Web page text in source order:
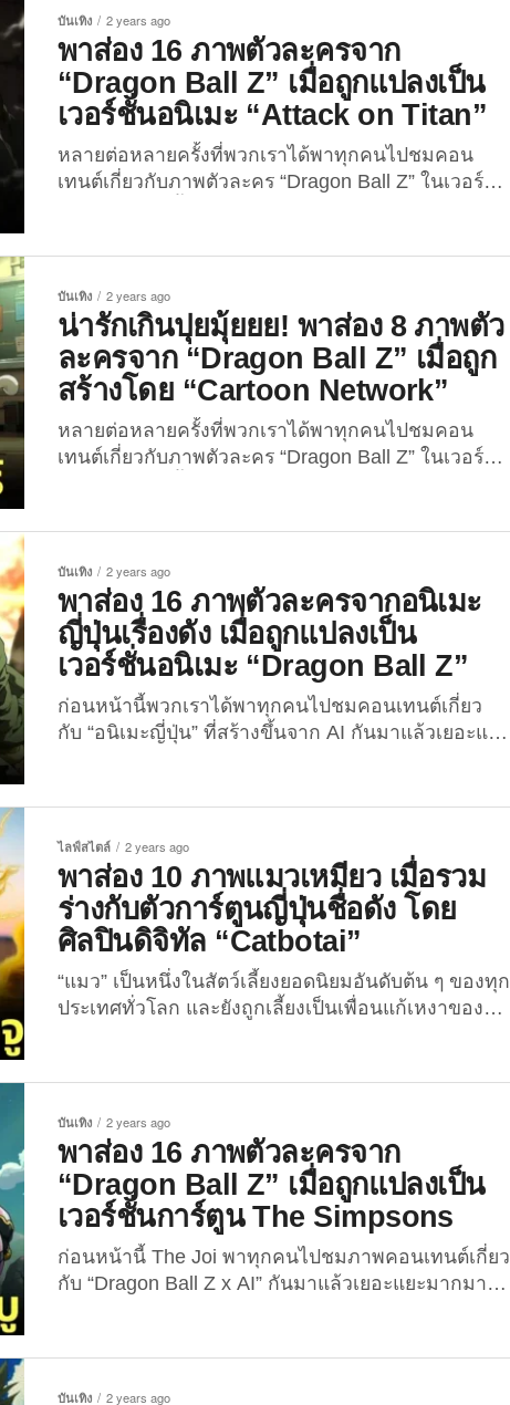
เป็นเวอร์ชั่นอนิเมะ Attack on Titan” และ “ภาพตัว
ละครจาก “แฮร์รี่ พอตเตอร์” ในสไตล์อนิเมะเรื่อง
Dragon Ball...
บันเทิง 2 years ago
พาส่อง 16 ภาพตัวละครจาก
“Dragon Ball Z” เมื่อถูกแปลงเป็น
เวอร์ชั่นอนิเมะ “Attack on Titan”
หลายต่อหลายครั้งที่พวกเราได้พาทุกคนไปชมคอน
เทนต์เกี่ยวกับภาพตัวละคร “Dragon Ball Z” ในเวอร์ชั่น
หรือ “ภาพตัวละคร Dragon Ball Z ในเวอร์ชั่นการ์ตูน
The Simpsons” ซึ่งผลลัพธ์ที่ออกมาก็เรียกได้ว่าทั้งสุด
เจ๋งและสุดปังถูกอกถูกใจเพื่อน ๆ กันไม่น้อย แต่ความ
ปังของคอนเทนต์ “Dragon Ball Z”...
บันเทิง 2 years ago
น่ารักเกินปุยมุ้ยยย! พาส่อง 8 ภาพตัว
ละครจาก “Dragon Ball Z” เมื่อถูก
สร้างโดย “Cartoon Network”
หลายต่อหลายครั้งที่พวกเราได้พาทุกคนไปชมคอน
เทนต์เกี่ยวกับภาพตัวละคร “Dragon Ball Z” ในเวอร์ชั่น
หรือ “ภาพตัวละคร Dragon Ball Z ในเวอร์ชั่นการ์ตูน
The Simpsons” ซึ่งผลลัพธ์ที่ออกมาก็เรียกได้ว่าทั้งสุด
เจ๋งและสุดปังถูกอกถูกใจเพื่อน ๆ กันไม่น้อย...
บันเทิง 2 years ago
พาส่อง 16 ภาพตัวละครจากอนิเมะ
ญี่ปุ่นเรื่องดัง เมื่อถูกแปลงเป็น
เวอร์ชั่นอนิเมะ “Dragon Ball Z”
ก่อนหน้านี้พวกเราได้พาทุกคนไปชมคอนเทนต์เกี่ยว
กับ “อนิเมะญี่ปุ่น” ที่สร้างขึ้นจาก AI กันมาแล้วเยอะแยะ
เหล่าโปเกมอน (Pokémon) กลายเป็นอนิเมะ One
Piece” ซึ่งผลลัพธ์ที่ออกมาก็เรียกได้ว่าทั้งเจ๋งและน่ารัก
ถูกอกถูกใจเพื่อน ๆ กันไม่น้อย แต่ความปังของคอน
เทนต์ดังกล่าวยังไม่หมดเพียงเท่านั้น เพราะงั้นวันนี้พวก
เราก็เลยจะพาเพื่อน ๆ ไปส่อง 16 ภาพตัวละครจากอนิ
เมะญี่ปุ่นเรื่องดัง เมื่อถูกแปลงเป็นเวอร์ชั่น “Dragon
Ball Z” ด้วยเทคโนโลยี AI ผลงานจาก AI Dreams หรือ
แอคเคาท์ Instagram @the_ai_dreams ที่ตอนนี้มีผู้กด
ติดตามไปแล้วกว่า 2.1 แสนคน! ตามไปดูกันดีกว่าว่า
ขนาดไหนนน?!...
ไลฟ์สไตล์ 2 years ago
พาส่อง 10 ภาพแมวเหมียว เมื่อรวม
ร่างกับตัวการ์ตูนญี่ปุ่นชื่อดัง โดย
ศิลปินดิจิทัล “Catbotai”
“แมว” เป็นหนึ่งในสัตว์เลี้ยงยอดนิยมอันดับต้น ๆ ของทุก
ประเทศทั่วโลก และยังถูกเลี้ยงเป็นเพื่อนแก้เหงาของ
ชีวิตที่ฉลาดมาก ๆ เมื่อเทียบกับสัตว์ชนิดอื่น ๆ จึงทำให้
พวกน้องถูกนำไปวาดเป็นการ์ตูน, ภาพจิตรกรรมฝาผนัง
หรือแม้แต่ถูกนำไปเป็นต้นแบบในการสร้าง
ประติมากรรม และในยุคดิจิทัลนี้ หลายคนได้ใช้
เทคโนโลยีปัญญาประดิษฐ์หรือ AI ในการสร้างสรรค์ผล
งานศิลปะที่มีต้นแบบจากแมวเยอะแยะมากมาย หนึ่งใน
จำนวนนั้นก็คือ “Catbotai” ศิลปินดิจิทัลชื่อดังบน “IG” ผู้
คลั่งรักแมวและชื่นชอบการสร้างสรรค์ผลงานศิลปะบน
คอมพิวเตอร์...
บันเทิง 2 years ago
พาส่อง 16 ภาพตัวละครจาก
“Dragon Ball Z” เมื่อถูกแปลงเป็น
เวอร์ชั่นการ์ตูน The Simpsons
ก่อนหน้านี้ The Joi พาทุกคนไปชมภาพคอนเทนต์เกี่ยว
กับ “Dragon Ball Z x AI” กันมาแล้วเยอะแยะมากมาย
ตัวละครจาก Dragon Ball Z กลายเป็นอนิเมะใน
เวอร์ชั่น Studio Ghibli ด้วยเทคโนโลยี AI” ซึ่งผลลัพธ์ที่
บันเทิง 2 years ago